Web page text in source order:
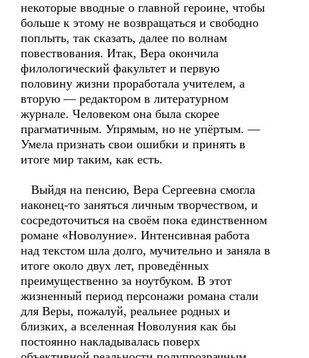
некоторые вводные о главной героине, чтобы
больше к этому не возвращаться и свободно
поплыть, так сказать, далее по волнам
повествования. Итак, Вера окончила
филологический факультет и первую
половину жизни проработала учителем, а
вторую — редактором в литературном
журнале. Человеком она была скорее
прагматичным. Упрямым, но не упёртым. —
Умела признать свои ошибки и принять в
итоге мир таким, как есть.
Выйдя на пенсию, Вера Сергеевна смогла
наконец-то заняться личным творчеством, и
сосредоточиться на своём пока единственном
романе «Новолуние». Интенсивная работа
над текстом шла долго, мучительно и заняла в
итоге около двух лет, проведённых
преимущественно за ноутбуком. В этот
жизненный период персонажи романа стали
для Веры, пожалуй, реальнее родных и
близких, а вселенная Новолуния как бы
постоянно накладывалась поверх